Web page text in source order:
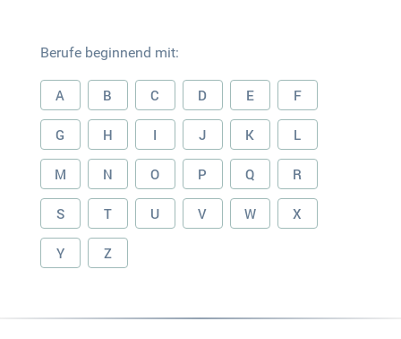
Berufe beginnend mit:
A B C D E F
G H I J K L
M N O P Q R
S T U V W X
Y Z